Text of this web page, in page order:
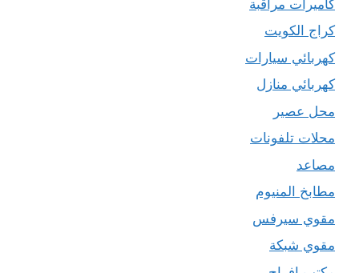
كاميرات مراقبة
كراج الكويت
كهربائي سيارات
كهربائي منازل
محل عصير
محلات تلفونات
مصاعد
مطابخ المنيوم
مقوي سيرفس
مقوي شبكة